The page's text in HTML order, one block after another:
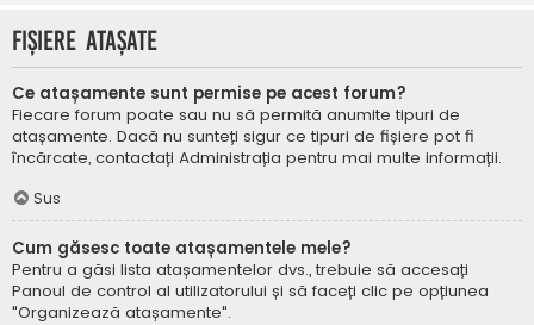
Fișiere atașate
Ce atașamente sunt permise pe acest forum?
Fiecare forum poate sau nu să permită anumite tipuri de
atașamente. Dacă nu sunteți sigur ce tipuri de fișiere pot fi
încărcate, contactați Administrația pentru mai multe informații.
Sus
Cum găsesc toate atașamentele mele?
Pentru a găsi lista atașamentelor dvs., trebuie să accesați
Panoul de control al utilizatorului și să faceți clic pe opțiunea
"Organizează atașamente".